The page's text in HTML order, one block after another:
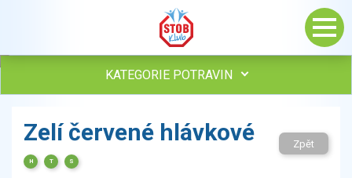
KATEGORIE POTRAVIN
Vejce
Mléko
Zelí červené hlávkové
H T S
Zpět